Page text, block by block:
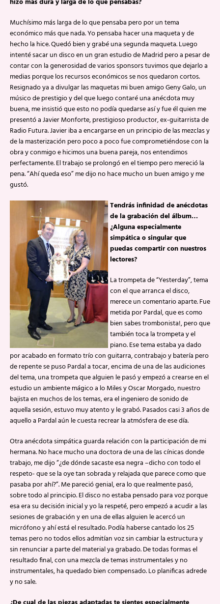
Muchísimo más larga de lo que pensaba pero por un tema
económico más que nada. Yo pensaba hacer una maqueta y de
hecho la hice. Quedó bien y grabé una segunda maqueta. Luego
intenté sacar un disco en un gran estudio de Madrid pero a pesar de
contar con la generosidad de varios sponsors tuvimos que dejarlo a
medias porque los recursos económicos se nos quedaron cortos.
Resignado ya a divulgar las maquetas mi buen amigo Geny Galo, un
músico de prestigio y del que luego contaré una anécdota muy
buena, me insistió que esto no podía quedarse así y fue él quien me
presentó a Javier Monforte, prestigioso productor, ex-guitarrista de
Radio Futura. Javier iba a encargarse en un principio de las mezclas y
de la masterización pero poco a poco fue comprometiéndose con la
obra y conmigo e hicimos una buena pareja, nos entendimos
perfectamente. El trabajo se prolongó en el tiempo pero mereció la
pena. “Ahí queda eso” me dijo no hace mucho un buen amigo y me
gustó.
Tendrás infinidad de anécdotas
de la grabación del álbum…
¿Alguna especialmente
simpática o singular que
puedas compartir con nuestros
lectores?
La trompeta de “Yesterday”, tema
con el que arranca el disco,
merece un comentario aparte. Fue
metida por Pardal, que es como
bien sabes trombonista!, pero que
también toca la trompeta y el
piano. Ese tema estaba ya dado
por acabado en formato trío con guitarra, contrabajo y batería pero
de repente se puso Pardal a tocar, encima de una de las audiciones
del tema, una trompeta que alguien le pasó y empezó a crearse en el
estudio un ambiente mágico a lo Miles y Oscar Morgado, nuestro
bajista en muchos de los temas, era el ingeniero de sonido de
aquella sesión, estuvo muy atento y le grabó. Pasados casi 3 años de
aquello a Pardal aún le cuesta recrear la atmósfera de ese día.
Otra anécdota simpática guarda relación con la participación de mi
hermana. No hace mucho una doctora de una de las cínicas donde
trabajo, me dijo “¿de dónde sacaste esa negra –dicho con todo el
respeto- que se la oye tan sobrada y relajada que parece como que
pasaba por ahí?”. Me pareció genial, era lo que realmente pasó,
sobre todo al principio. El disco no estaba pensado para voz porque
esa era su decisión inicial y yo la respeté, pero empezó a acudir a las
sesiones de grabación y en una de ellas alguien le acercó un
micrófono y ahí está el resultado. Podía haberse cantado los 25
temas pero no todos ellos admitían voz sin cambiar la estructura y
sin renunciar a parte del material ya grabado. De todas formas el
resultado final, con una mezcla de temas instrumentales y no
instrumentales, ha quedado bien compensado. Lo planificas adrede
y no sale.